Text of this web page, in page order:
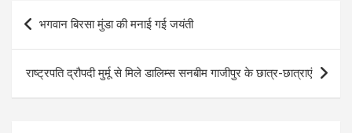
Post
navigation
भगवान बिरसा मुंडा की मनाई गई जयंती
राष्ट्रपति द्रौपदी मुर्मू से मिले डालिम्स सनबीम गाजीपुर के छात्र-छात्राएं